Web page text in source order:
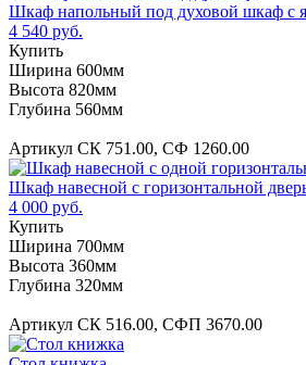
Шкаф напольный под духовой шкаф с
4 540 руб.
Купить
Ширина 600мм
Высота 820мм
Глубина 560мм
Артикул СК 751.00, СФ 1260.00
Шкаф навесной с горизонтальной
4 000 руб.
Купить
Ширина 700мм
Высота 360мм
Глубина 320мм
Артикул СК 516.00, СФП 3670.00